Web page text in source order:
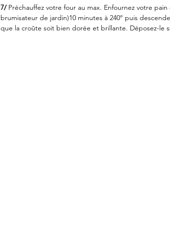
7/ Préchauffez votre four au max. Enfournez votre
brumisateur de jardin)10 minutes à 240° puis
que la croûte soit bien dorée et brillante. Déposez-le